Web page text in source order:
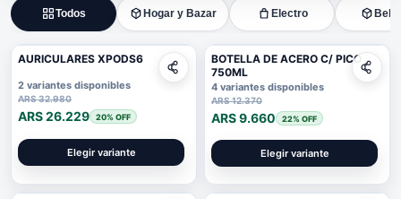
Todos Hogar y Bazar Electro
AURICULARES XPODS6
2 variantes disponibles
ARS 32.980
ARS 26.229 20% OFF
Elegir variante
BOTELLA DE ACERO C/ PICO
750ML
4 variantes disponibles
ARS 12.370
ARS 9.660 22% OFF
Elegir variante